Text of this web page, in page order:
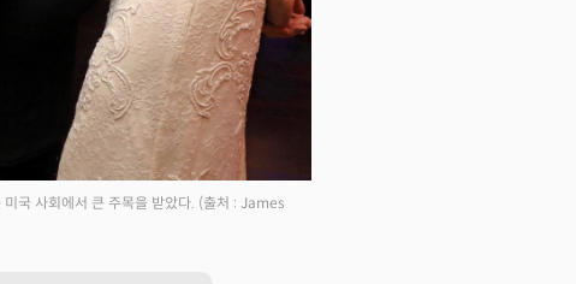
국 사회에서 큰 주목을 받았다. (출처 : James